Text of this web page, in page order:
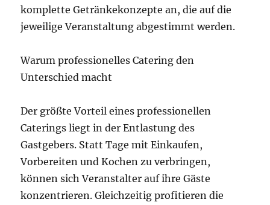
komplette Getränkekonzepte an, die auf die
jeweilige Veranstaltung abgestimmt werden.
Warum professionelles Catering den
Unterschied macht
Der größte Vorteil eines professionellen
Caterings liegt in der Entlastung des
Gastgebers. Statt Tage mit Einkaufen,
Vorbereiten und Kochen zu verbringen,
können sich Veranstalter auf ihre Gäste
konzentrieren. Gleichzeitig profitieren die